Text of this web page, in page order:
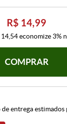
R$ 14,99
14,54economize 3%
COMPRAR
entrega estimados